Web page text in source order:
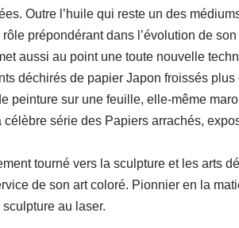
Outre l’huile qui reste un des
rôle prépondérant dans l’évolution de
aussi au point une toute nouvelle
déchirés de papier Japon froissés
peinture sur une feuille, elle-même
série des Papiers arrachés,
tourné vers la sculpture et les arts
de son art coloré. Pionnier en la
au laser.